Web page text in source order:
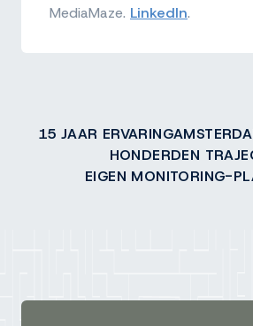
MediaMaze. LinkedIn.
15 JAAR ERVARING
HONDERDEN
EIGEN MONITORING-